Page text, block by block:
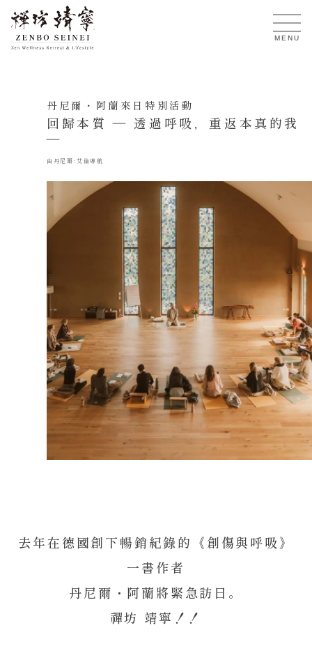
TW
MENU
丹尼爾・阿蘭來日特別活動
回歸本質 ― 透過呼吸，重返本真的我
―
由丹尼爾·艾倫導航
去年在德國創下暢銷紀錄的《創傷與呼吸》
一書作者
丹尼爾・阿蘭將緊急訪日。
禪坊 靖寧！！